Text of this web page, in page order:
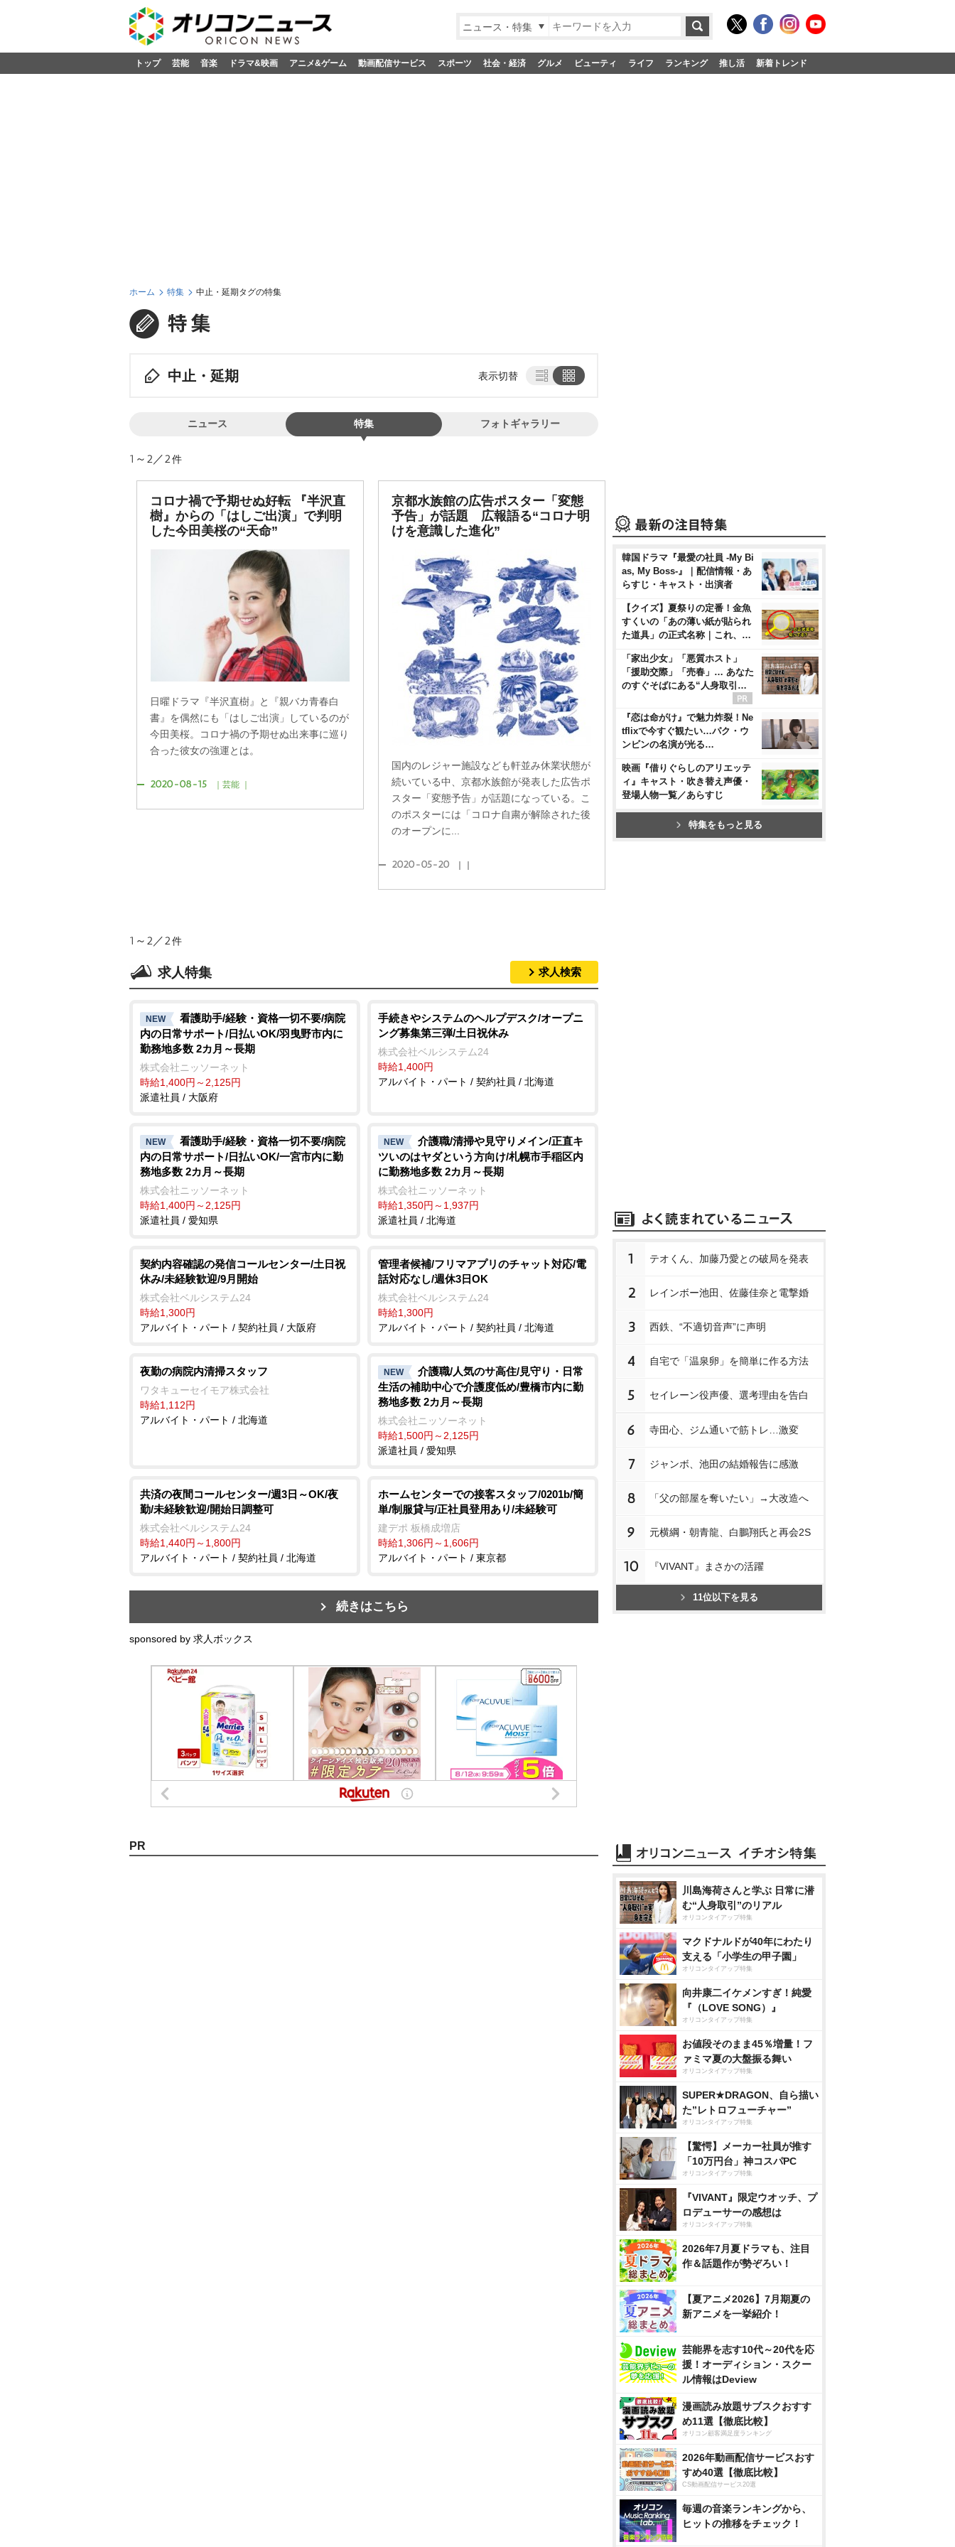
ニュース・特集
トップ 芸能 音楽 ドラマ&映画 アニメ&ゲーム 動画配信サービス スポーツ 社会・経済 グルメ ビューティ ライフ ランキング 推し活 新着トレンド
ホーム 特集 中止・延期タグの特集
中止・延期 表示切替
ニュース 特集 フォトギャラリー
1～2／2件
コロナ禍で予期せぬ好転 『半沢直
樹』からの「はしご出演」で判明
した今田美桜の“天命”
日曜ドラマ『半沢直樹』と『親バカ青春白
書』を偶然にも「はしご出演」しているのが
今田美桜。コロナ禍の予期せぬ出来事に巡り
合った彼女の強運とは。
2020-08-15 ｜芸能 ｜
京都水族館の広告ポスター「変態
予告」が話題 広報語る“コロナ明
けを意識した進化”
国内のレジャー施設なども軒並み休業状態が
続いている中、京都水族館が発表した広告ポ
スター「変態予告」が話題になっている。こ
のポスターには「コロナ自粛が解除された後
のオープンに...
2020-05-20
1～2／2件
求人特集 求人検索
NEW
看護助手/経験・資格一切不要/病院
内の日常サポート/日払いOK/羽曳野市内に
勤務地多数 2カ月～長期
株式会社ニッソーネット
時給1,400円～2,125円
派遣社員 / 大阪府
手続きやシステムのヘルプデスク/オープニ
ング募集第三弾/土日祝休み
株式会社ベルシステム24
時給1,400円
アルバイト・パート / 契約社員 / 北海道
NEW
看護助手/経験・資格一切不要/病院
内の日常サポート/日払いOK/一宮市内に勤
務地多数 2カ月～長期
株式会社ニッソーネット
時給1,400円～2,125円
派遣社員 / 愛知県
NEW
介護職/清掃や見守りメイン/正直キ
ツいのはヤダという方向け/札幌市手稲区内
に勤務地多数 2カ月～長期
株式会社ニッソーネット
時給1,350円～1,937円
派遣社員 / 北海道
契約内容確認の発信コールセンター/土日祝
休み/未経験歓迎/9月開始
株式会社ベルシステム24
時給1,300円
アルバイト・パート / 契約社員 / 大阪府
管理者候補/フリマアプリのチャット対応/電
話対応なし/週休3日OK
株式会社ベルシステム24
時給1,300円
アルバイト・パート / 契約社員 / 北海道
夜勤の病院内清掃スタッフ
ワタキューセイモア株式会社
時給1,112円
アルバイト・パート / 北海道
NEW
介護職/人気のサ高住/見守り・日常
生活の補助中心で介護度低め/豊橋市内に勤
務地多数 2カ月～長期
株式会社ニッソーネット
時給1,500円～2,125円
派遣社員 / 愛知県
共済の夜間コールセンター/週3日～OK/夜
勤/未経験歓迎/開始日調整可
株式会社ベルシステム24
時給1,440円～1,800円
アルバイト・パート / 契約社員 / 北海道
ホームセンターでの接客スタッフ/0201b/簡
単/制服貸与/正社員登用あり/未経験可
建デポ 板橋成増店
時給1,306円～1,606円
アルバイト・パート / 東京都
続きはこちら
sponsored by 求人ボックス
PR
韓国ドラマ『最愛の社員 -My Bi
as, My Boss-』｜配信情報・あ
らすじ・キャスト・出演者
【クイズ】夏祭りの定番！金魚
すくいの「あの薄い紙が貼られ
た道具」の正式名称｜これ、…
「家出少女」「悪質ホスト」
「援助交際」「売春」… あなた
のすぐそばにある“人身取引…
『恋は命がけ』で魅力炸裂！Ne
tflixで今すぐ観たい…パク・ウ
ンビンの名演が光る…
映画『借りぐらしのアリエッテ
ィ』キャスト・吹き替え声優・
登場人物一覧／あらすじ
特集をもっと見る
1 テオくん、加藤乃愛との破局を発表
2 レインボー池田、佐藤佳奈と電撃婚
3 西鉄、“不適切音声”に声明
4 自宅で「温泉卵」を簡単に作る方法
5 セイレーン役声優、選考理由を告白
6 寺田心、ジム通いで筋トレ…激変
7 ジャンボ、池田の結婚報告に感激
8 「父の部屋を奪いたい」→大改造へ
9 元横綱・朝青龍、白鵬翔氏と再会2S
10 『VIVANT』まさかの活躍
11位以下を見る
川島海荷さんと学ぶ 日常に潜
む“人身取引”のリアル
オリコンタイアップ特集
マクドナルドが40年にわたり
支える「小学生の甲子園」
オリコンタイアップ特集
向井康二イケメンすぎ！純愛
『（LOVE SONG）』
オリコンタイアップ特集
お値段そのまま45％増量！フ
ァミマ夏の大盤振る舞い
オリコンタイアップ特集
SUPER★DRAGON、自ら描い
た”レトロフューチャー”
オリコンタイアップ特集
【驚愕】メーカー社員が推す
「10万円台」神コスパPC
オリコンタイアップ特集
『VIVANT』限定ウオッチ、プ
ロデューサーの感想は
オリコンタイアップ特集
2026年7月夏ドラマも、注目
作＆話題作が勢ぞろい！
【夏アニメ2026】7月期夏の
新アニメを一挙紹介！
芸能界を志す10代～20代を応
援！オーディション・スクー
ル情報はDeview
漫画読み放題サブスクおすす
め11選【徹底比較】
オリコン顧客満足度ランキング
2026年動画配信サービスおす
すめ40選【徹底比較】
CS動画配信サービス20選
毎週の音楽ランキングから、
ヒットの推移をチェック！